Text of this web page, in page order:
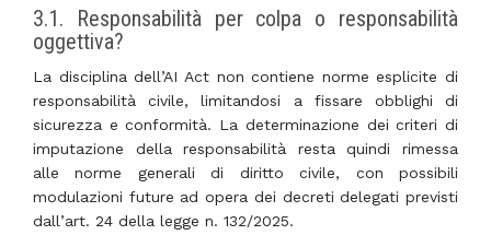
3.1. Responsabilità per colpa o responsabilità
oggettiva?
La disciplina dell’AI Act non contiene norme esplicite di
responsabilità civile, limitandosi a fissare obblighi di
sicurezza e conformità. La determinazione dei criteri di
imputazione della responsabilità resta quindi rimessa
alle norme generali di diritto civile, con possibili
modulazioni future ad opera dei decreti delegati previsti
dall’art. 24 della legge n. 132/2025.